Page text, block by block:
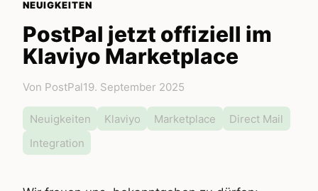
NEUIGKEITEN
PostPal jetzt offiziell im
Klaviyo Marketplace
Von PostPal19. September 2025
Neuigkeiten Klaviyo Marketplace
Direct Mail
Integration